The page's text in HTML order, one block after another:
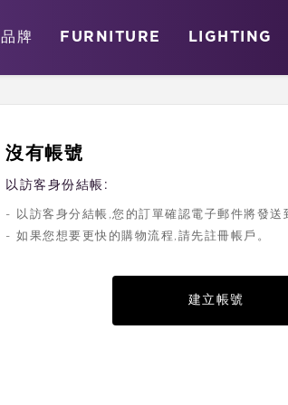
品牌 FURNITURE LIGHTING
沒有帳號
以訪客身份結帳:
- 以訪客身分結帳,您的訂單確認電子郵件將發送
- 如果您想要更快的購物流程,請先註冊帳戶。
建立帳號